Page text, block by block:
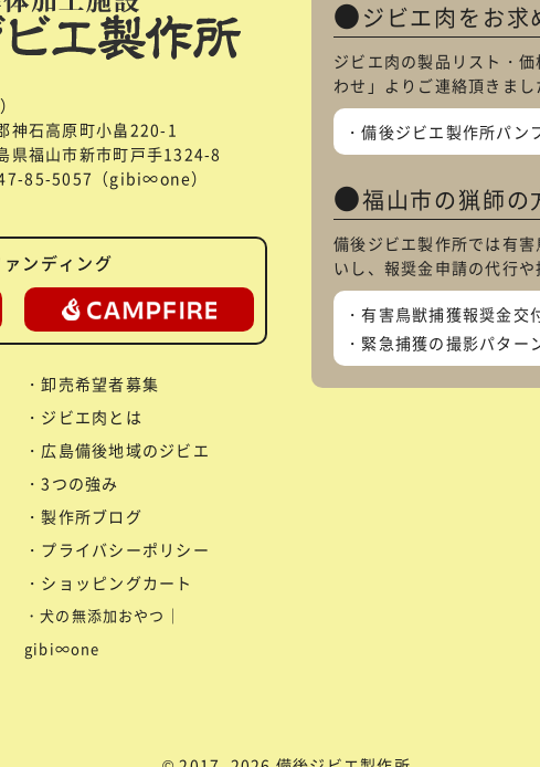
神石高原町小畠220-1
県福山市新市町戸手1324-8
85-5057（gibi∞one）
ンディング
卸売希望者募集
ジビエ肉とは
広島備後地域のジビエ
3つの強み
製作所ブログ
プライバシーポリシー
ショッピングカート
犬の無添加おやつ｜
gibi∞one
ジビエ肉をお求
ジビエ肉の製品リスト・
わせ 」よりご連絡頂きま
備後ジビエ製作所パン
福山市の猟師の
備後ジビエ製作所では有
いし、報奨金申請の代行や
有害鳥獣捕獲報奨金交
緊急捕獲の撮影パター